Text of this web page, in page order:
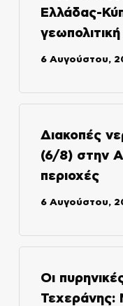
Ελλάδας-
6 Αυγούστου,
Διακοπές
(6/8) στην
περιοχές
6 Αυγούστου,
Οι
Τεχεράνης: